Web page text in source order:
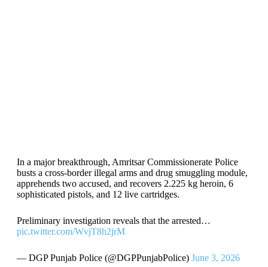
In a major breakthrough, Amritsar Commissionerate Police
busts a cross-border illegal arms and drug smuggling module,
apprehends two accused, and recovers 2.225 kg heroin, 6
sophisticated pistols, and 12 live cartridges.
Preliminary investigation reveals that the arrested…
pic.twitter.com/WvjT8h2jrM
— DGP Punjab Police (@DGPPunjabPolice) June 3, 2026